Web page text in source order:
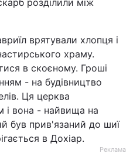
розділили між
врятували хлопця і
храму.
в скоєному. Гроші
- на будівництво
Ця церква
і вона - найвища на
був прив'язаний до шиї
в Дохіар.
Реклама